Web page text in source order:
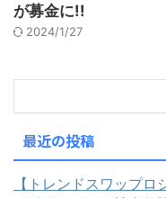
が募金に!!
2024/1/27
最近の投稿
【トレンドスワップ